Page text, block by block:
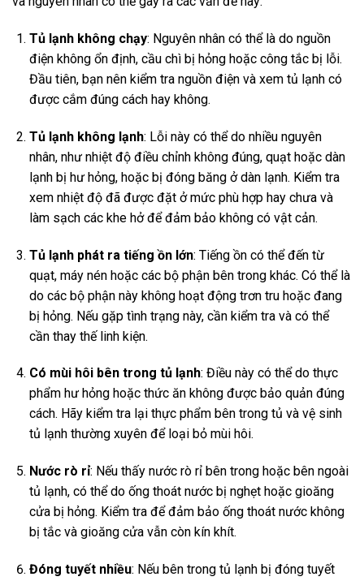
Tủ lạnh không chạy: Nguyên nhân có thể là do nguồn
điện không ổn định, cầu chì bị hỏng hoặc công tắc bị lỗi.
Đầu tiên, bạn nên kiểm tra nguồn điện và xem tủ lạnh có
được cắm đúng cách hay không.
Tủ lạnh không lạnh: Lỗi này có thể do nhiều nguyên
nhân, như nhiệt độ điều chỉnh không đúng, quạt hoặc dàn
lạnh bị hư hỏng, hoặc bị đóng băng ở dàn lạnh. Kiểm tra
xem nhiệt độ đã được đặt ở mức phù hợp hay chưa và
làm sạch các khe hở để đảm bảo không có vật cản.
Tủ lạnh phát ra tiếng ồn lớn: Tiếng ồn có thể đến từ
quạt, máy nén hoặc các bộ phận bên trong khác. Có thể là
do các bộ phận này không hoạt động trơn tru hoặc đang
bị hỏng. Nếu gặp tình trạng này, cần kiểm tra và có thể
cần thay thế linh kiện.
Có mùi hôi bên trong tủ lạnh: Điều này có thể do thực
phẩm hư hỏng hoặc thức ăn không được bảo quản đúng
cách. Hãy kiểm tra lại thực phẩm bên trong tủ và vệ sinh
tủ lạnh thường xuyên để loại bỏ mùi hôi.
Nước rò rỉ: Nếu thấy nước rò rỉ bên trong hoặc bên ngoài
tủ lạnh, có thể do ống thoát nước bị nghẹt hoặc gioăng
cửa bị hỏng. Kiểm tra để đảm bảo ống thoát nước không
bị tắc và gioăng cửa vẫn còn kín khít.
Đóng tuyết nhiều: Nếu bên trong tủ lạnh bị đóng tuyết